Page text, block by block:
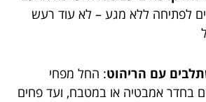
לפתיחה ללא מגע – לא עוד רעש
עם הריהוט: החל מפחי
בחדר אמבטיה או במטבח, ועד פחים